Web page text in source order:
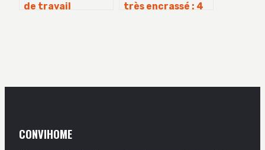
de travail
très encrassé : 4
CONVIHOME